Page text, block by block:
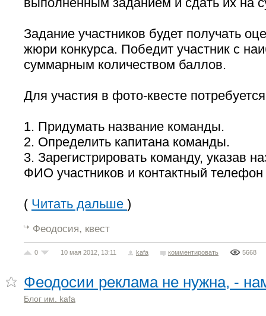
Задание участников будет получать
жюри конкурса. Победит участник с
суммарным количеством баллов.
Для участия в фото-квесте
1. Придумать название команды.
2. Определить капитана команды.
3. Зарегистрировать команду, указав
ФИО участников и контактный телефон
( Читать дальше )
Феодосия, квест
0 10 мая 2012, 13:11 kafa комментировать 5668
Феодосии реклама не нужна, -
Блог им. kafa